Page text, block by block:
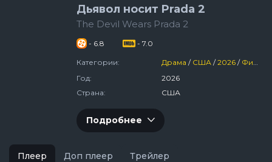
Дьявол носит Prada 2
The Devil Wears Prada 2
- 6.8 - 7.0
Категории: Драма / США /2026 / Фильмы
Год:
2026
Страна:
США
Подробнее
Плеер Доп плеер Трейлер